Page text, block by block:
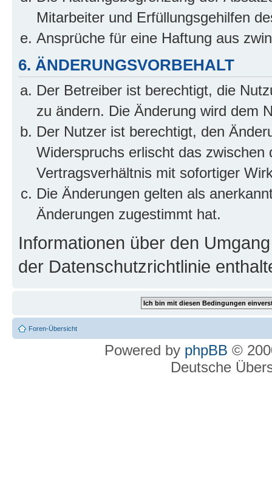
Mitarbeiter und Erfüllungsgehilfen
Ansprüche für eine Haftung aus
6. ÄNDERUNGSVORBEHALT
Der Betreiber ist berechtigt, die
zu ändern. Die Änderung wird dem
Der Nutzer ist berechtigt, den
Widerspruchs erlischt das
Vertragsverhältnis mit sofortiger
Die Änderungen gelten als
Änderungen zugestimmt hat.
Informationen über den
der Datenschutzrichtlinie
Foren-Übersicht
Powered by phpBB ©
Deutsche